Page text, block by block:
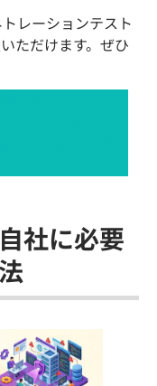
レーションテスト
ただけます。ぜひ
社に必要